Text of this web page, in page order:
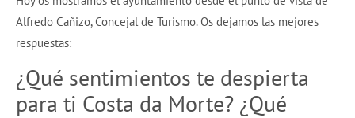
Alfredo Cañizo, Concejal de Turismo. Os dejamos las mejores
respuestas:
¿Qué sentimientos te despierta
para ti Costa da Morte? ¿Qué